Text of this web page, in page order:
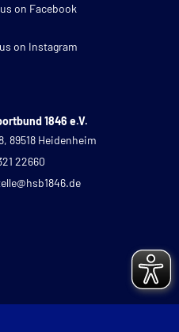
on Facebook
on Instagram
1846 e.V.
89518 Heidenheim
22660